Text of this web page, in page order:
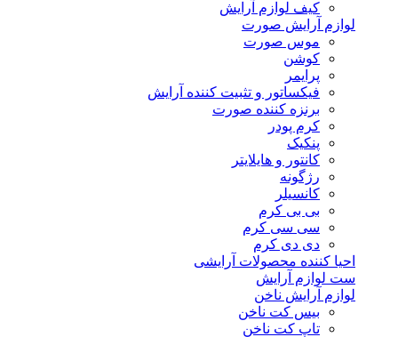
کیف لوازم آرایش
لوازم آرایش صورت
موس صورت
کوشن
پرایمر
فیکساتور و تثبیت کننده آرایش
برنزه کننده صورت
کرم پودر
پنکیک
کانتور و هایلایتر
رژگونه
کانسیلر
بی بی کرم
سی سی کرم
دی دی کرم
احیا کننده محصولات آرایشی
ست لوازم آرایش
لوازم آرایش ناخن
بیس کت ناخن
تاپ کت ناخن